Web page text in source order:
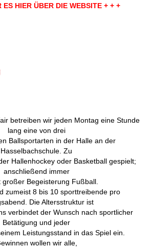
ES HIER ÜBER DIE WEBSITE + + +
betreiben wir jeden Montag eine Stunde
lang eine von drei
Ballsportarten in der Halle an der
Hasselbachschule. Zu
Hallenhockey oder Basketball gespielt;
anschließend immer
großer Begeisterung Fußball.
zumeist 8 bis 10 sporttreibende pro
Die Altersstruktur ist
verbindet der Wunsch nach sportlicher
Betätigung und jeder
Leistungsstand in das Spiel ein.
wollen wir alle,